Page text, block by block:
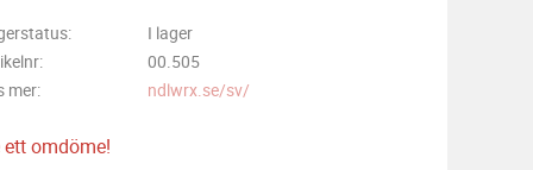
I lager
00.505
mer
ndlwrx.se/sv/
ett omdöme!